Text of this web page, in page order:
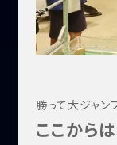
勝って大ジャン
ここから